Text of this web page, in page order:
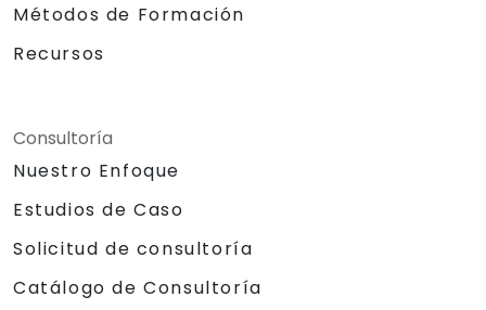
Métodos de Formación
Recursos
Consultoría
Nuestro Enfoque
Estudios de Caso
Solicitud de consultoría
Catálogo de Consultoría